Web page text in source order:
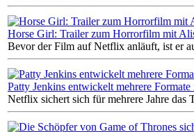
Horse Girl: Trailer zum Horrorfilm mit
Bevor der Film auf Netflix anläuft, ist er
Patty Jenkins entwickelt mehrere
Netflix sichert sich für mehrere Jahre das